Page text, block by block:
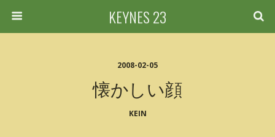
KEYNES 23
2008-02-05
懐かしい顔
KEIN